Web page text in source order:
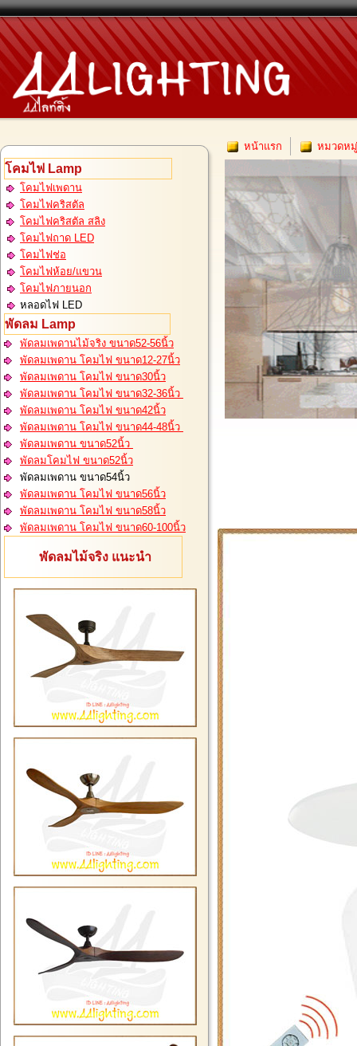
โคมไฟ Lamp
โคมไฟเพดาน
โคมไฟคริสตัล
โคมไฟคริสตัล สลิง
โคมไฟถาด LED
โคมไฟช่อ
โคมไฟห้อย/แขวน
โคมไฟภายนอก
หลอดไฟ LED
พัดลม Lamp
พัดลมเพดานไม้จริง ขนาด52-56นิ้ว
พัดลมเพดาน โคมไฟ ขนาด12-27นิ้ว
พัดลมเพดาน โคมไฟ ขนาด30นิ้ว
พัดลมเพดาน โคมไฟ ขนาด32-36นิ้ว
พัดลมเพดาน โคมไฟ ขนาด42นิ้ว
พัดลมเพดาน โคมไฟ ขนาด44-48นิ้ว
พัดลมเพดาน ขนาด52นิ้ว
พัดลมโคมไฟ ขนาด52นิ้ว
พัดลมเพดาน ขนาด54นิ้ว
พัดลมเพดาน โคมไฟ ขนาด56นิ้ว
พัดลมเพดาน โคมไฟ ขนาด58นิ้ว
พัดลมเพดาน โคมไฟ ขนาด60-100นิ้ว
พัดลมไม้จริง แนะนำ
หน้าแรก หมวดหมู่